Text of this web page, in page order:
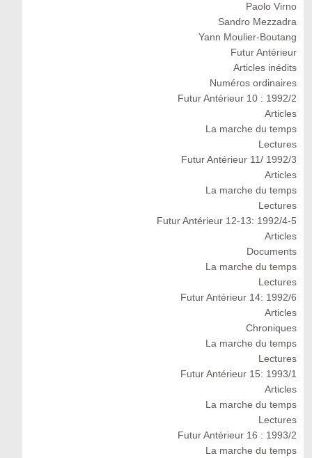
Paolo Virno
Sandro Mezzadra
Yann Moulier-Boutang
Futur Antérieur
Articles inédits
Numéros ordinaires
Futur Antérieur 10 : 1992/2
Articles
La marche du temps
Lectures
Futur Antérieur 11/ 1992/3
Articles
La marche du temps
Lectures
Futur Antérieur 12-13: 1992/4-5
Articles
Documents
La marche du temps
Lectures
Futur Antérieur 14: 1992/6
Articles
Chroniques
La marche du temps
Lectures
Futur Antérieur 15: 1993/1
Articles
La marche du temps
Lectures
Futur Antérieur 16 : 1993/2
La marche du temps